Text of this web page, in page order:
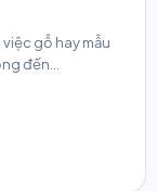
gỗ hay mẫu
đến...